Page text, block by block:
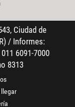
Ciudad de
/ Informes:
6091-7000
8313